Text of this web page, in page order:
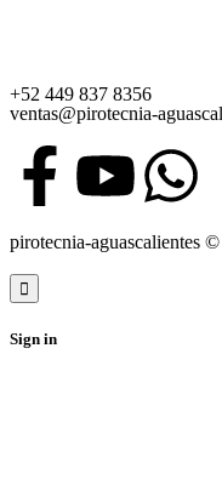
+52 449 837 8356
ventas@pirotecnia-
pirotecnia-aguascalientes
Sign in